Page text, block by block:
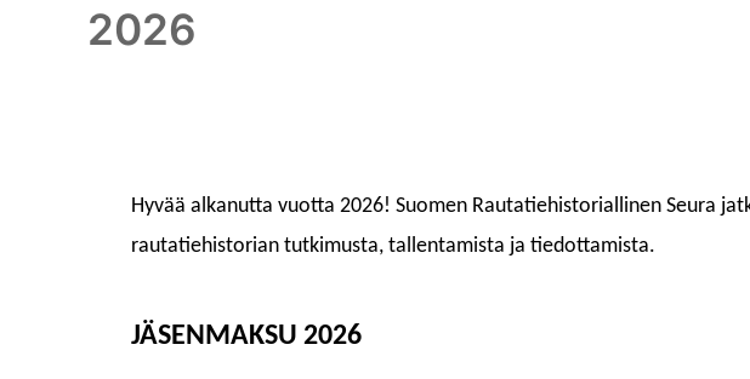
2026
Hyvää alkanutta vuotta 2026! Suomen Rautatiehistoriallinen Seura
rautatiehistorian tutkimusta, tallentamista ja tiedottamista.
JÄSENMAKSU 2026